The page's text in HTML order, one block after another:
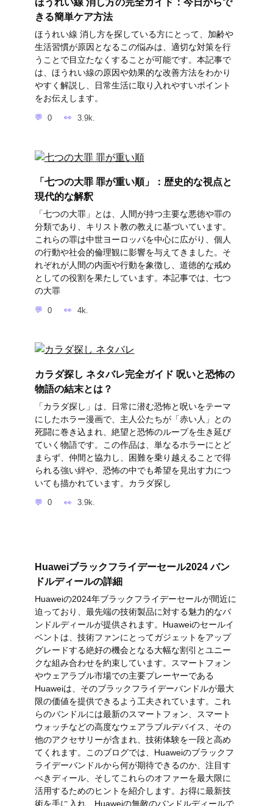
ほうれい線 消し方の完全ガイド：今日からで
きる簡単ケア方法
ほうれい線 消し方を探している方にとって、加齢や
生活習慣が原因となるこの悩みは、適切な対策を行
うことで目立たなくすることが可能です。本記事で
は、ほうれい線の原因や効果的な改善方法をわかり
やすく解説し、日常生活に取り入れやすいポイント
をお伝えします。
0 3.9k.
「七つの大罪 罪が重い順」：歴史的な視点と
現代的な解釈
「七つの大罪」とは、人間が持つ主要な悪徳や罪の
分類であり、キリスト教の教えに基づいています。
これらの罪は中世ヨーロッパを中心に広がり、個人
の行動や社会的倫理観に影響を与えてきました。そ
れぞれが人間の内面や行動を象徴し、道徳的な戒め
としての役割を果たしています。本記事では、七つ
の大罪
0 4k.
カラダ探し ネタバレ完全ガイド 呪いと恐怖の
物語の結末とは？
「カラダ探し」は、日常に潜む恐怖と呪いをテーマ
にしたホラー漫画で、主人公たちが「赤い人」との
死闘に巻き込まれ、絶望と恐怖のループを生き延び
ていく物語です。この作品は、単なるホラーにとど
まらず、仲間と協力し、困難を乗り越えることで得
られる強い絆や、恐怖の中でも希望を見出す力につ
いても描かれています。カラダ探し
0 3.9k.
Huaweiブラックフライデーセール2024 バン
ドルディールの詳細
Huaweiの2024年ブラックフライデーセールが間近に
迫っており、最先端の技術製品に対する魅力的なバ
ンドルディールが提供されます。Huaweiのセールイ
ベントは、技術ファンにとってガジェットをアップ
グレードする絶好の機会となる大幅な割引とユニー
クな組み合わせを約束しています。スマートフォン
やウェアラブル市場での主要プレーヤーである
Huaweiは、そのブラックフライデーバンドルが最大
限の価値を提供できるよう工夫されています。これ
らのバンドルには最新のスマートフォン、スマート
ウォッチなどの高度なウェアラブルデバイス、その
他のアクセサリーが含まれ、技術体験を一段と高め
てくれます。このブログでは、Huaweiのブラックフ
ライデーバンドルから何が期待できるのか、注目す
べきディール、そしてこれらのオファーを最大限に
活用するためのヒントを紹介します。お得に最新技
術を手に入れ、Huaweiの無敵のバンドルディールで